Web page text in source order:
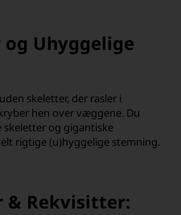
Uhyggelige
skeletter, der rasler i
hen over væggene. Du
og gigantiske
rigtige (u)hyggelige stemning.
& Rekvisitter: